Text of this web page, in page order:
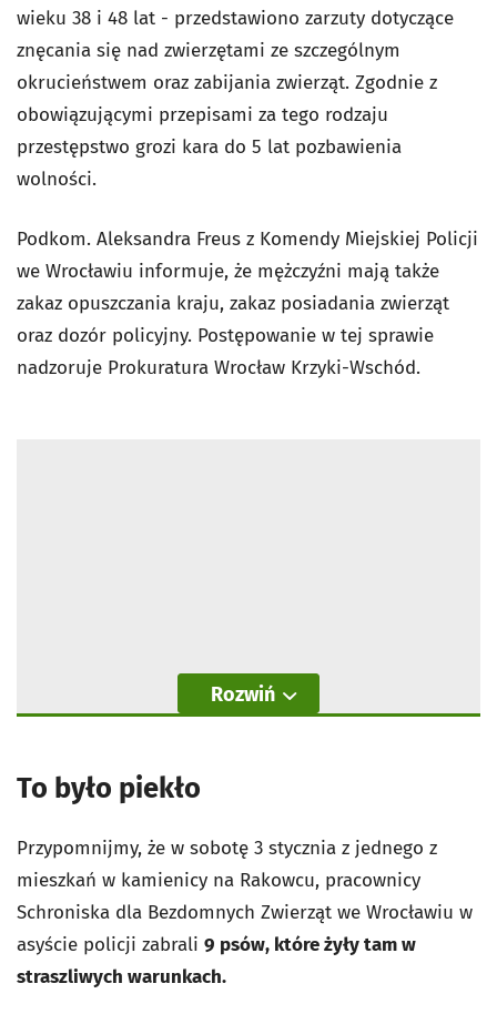
wieku 38 i 48 lat - przedstawiono zarzuty dotyczące
znęcania się nad zwierzętami ze szczególnym
okrucieństwem oraz zabijania zwierząt. Zgodnie z
obowiązującymi przepisami za tego rodzaju
przestępstwo grozi kara do 5 lat pozbawienia
wolności.
Podkom. Aleksandra Freus z Komendy Miejskiej Policji
we Wrocławiu informuje, że mężczyźni mają także
zakaz opuszczania kraju, zakaz posiadania zwierząt
oraz dozór policyjny. Postępowanie w tej sprawie
nadzoruje Prokuratura Wrocław Krzyki-Wschód.
Rozwiń
To było piekło
Przypomnijmy, że w sobotę 3 stycznia z jednego z
mieszkań w kamienicy na Rakowcu, pracownicy
Schroniska dla Bezdomnych Zwierząt we Wrocławiu w
asyście policji zabrali 9 psów, które żyły tam w
straszliwych warunkach.